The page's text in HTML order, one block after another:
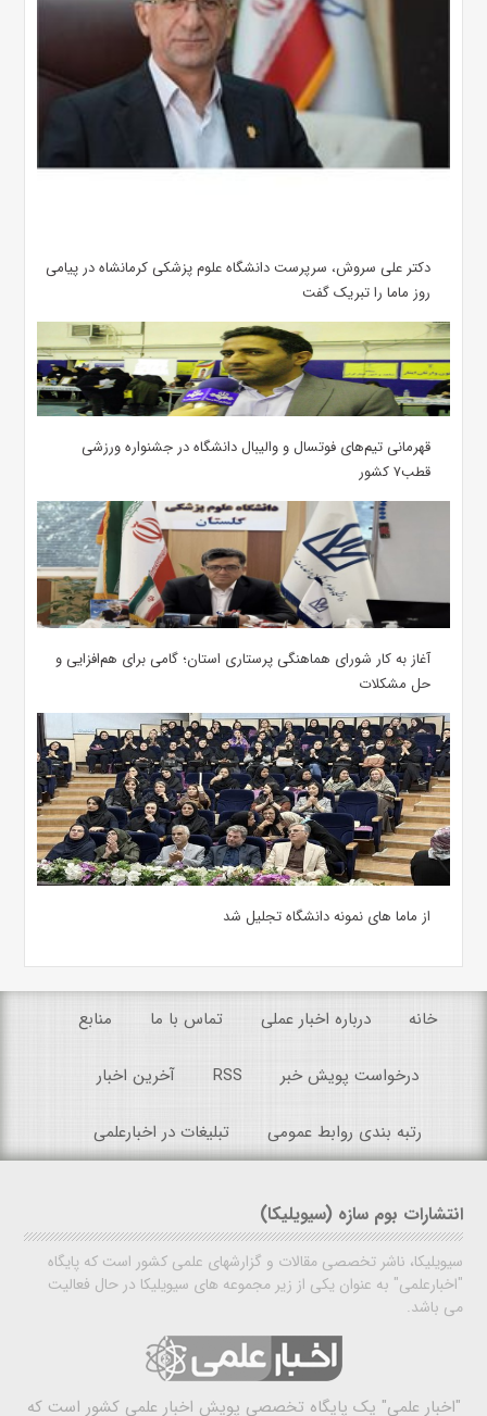
دکتر علی سروش، سرپرست دانشگاه علوم پزشکی کرمانشاه در پیامی
روز ماما را تبریک گفت
قهرمانی تیم‌های فوتسال و والیبال دانشگاه در جشنواره ورزشی
قطب۷ کشور
آغاز به کار شورای هماهنگی پرستاری استان؛ گامی برای هم‌افزایی و
حل مشکلات
از ماما های نمونه دانشگاه تجلیل شد
خانه درباره اخبار عملی تماس با ما منابع
درخواست پویش خبر RSS آخرین اخبار
رتبه بندی روابط عمومی تبلیغات در اخبارعلمی
انتشارات بوم سازه (سیویلیکا)
سیویلیکا، ناشر تخصصی مقالات و گزارشهای علمی کشور است که پایگاه
"اخبارعلمی" به عنوان یکی از زیر مجموعه های سیویلیکا در حال فعالیت
می باشد.
"اخبار علمی" یک پایگاه تخصصی پویش اخبار علمی کشور است که